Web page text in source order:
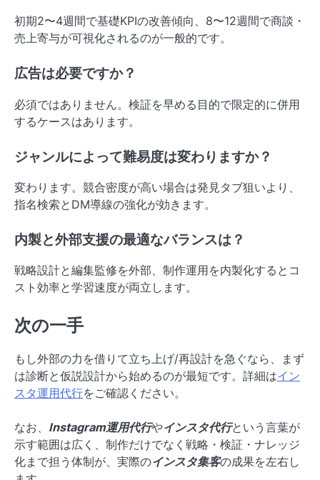
初期2〜4週間で基礎KPIの改善傾向、8〜12週間で商談・
売上寄与が可視化されるのが一般的です。
広告は必要ですか？
必須ではありません。検証を早める目的で限定的に併用
するケースはあります。
ジャンルによって難易度は変わりますか？
変わります。競合密度が高い場合は発見タブ狙いより、
指名検索とDM導線の強化が効きます。
内製と外部支援の最適なバランスは？
戦略設計と編集監修を外部、制作運用を内製化するとコ
スト効率と学習速度が両立します。
次の一手
もし外部の力を借りて立ち上げ/再設計を急ぐなら、まず
は診断と仮説設計から始めるのが最短です。詳細はイン
スタ運用代行をご確認ください。
なお、 Instagram運用代行やインスタ代行という言葉が
示す範囲は広く、制作だけでなく戦略・検証・ナレッジ
化まで担う体制が、実際のインスタ集客の成果を左右し